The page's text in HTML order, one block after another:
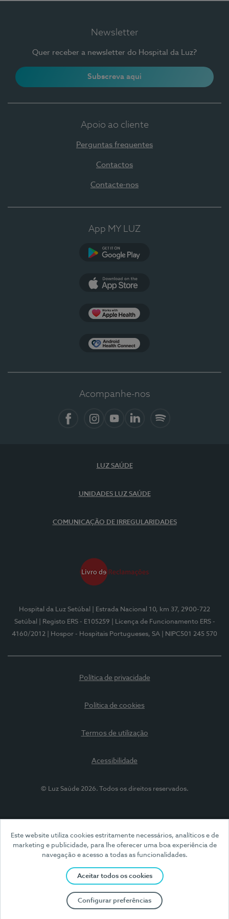
Este website utiliza cookies estritamente necessários, analíticos e de
marketing e publicidade, para lhe oferecer uma boa experiência de
navegação e acesso a todas as funcionalidades.
Aceitar todos os cookies
Configurar preferências
Newsletter
Quer receber a newsletter do Hospital da Luz?
Subscreva aqui
Apoio ao cliente
Perguntas frequentes
Contactos
Contacte-nos
App MY LUZ
Acompanhe-nos
LUZ SAÚDE
UNIDADES LUZ SAÚDE
COMUNICAÇÃO DE IRREGULARIDADES
Hospital da Luz Setúbal
| Estrada Nacional 10, km 37, 2900-722
Setúbal
| Registo ERS - E105259
| Licença de Funcionamento ERS -
4160/2012
| Hospor - Hospitais Portugueses, SA | NIPC501 245 570
Política de privacidade
Política de cookies
Termos de utilização
Acessibilidade
© Luz Saúde 2026. Todos os direitos reservados.